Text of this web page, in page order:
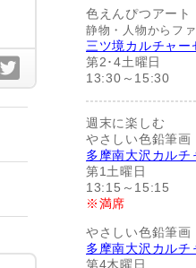
色えんぴつアート
静物・人物からフ
三ツ境カルチャー
第2･4土曜日
13:30～15:30
週末に楽しむ
やさしい色鉛筆画
多摩南大沢カルチ
第1土曜日
13:15～15:15
※満席
やさしい色鉛筆画
多摩南大沢カルチ
第4木曜日